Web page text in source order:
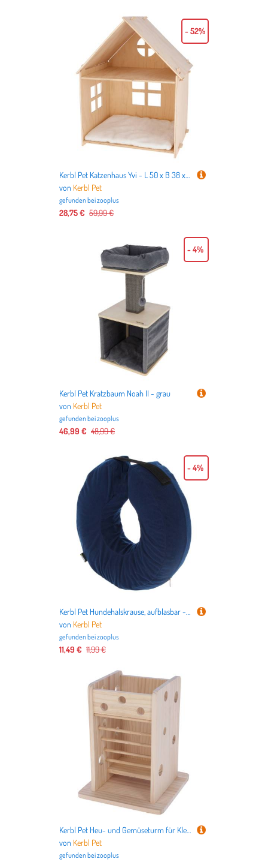
Kerbl Pet Katzenhaus Yvi - L 50 x B 38 x H 67 cm
von Kerbl Pet
gefunden beizooplus
28,75 € 59,99 €
- 52%
Kerbl Pet Kratzbaum Noah II - grau
von Kerbl Pet
gefunden beizooplus
46,99 € 48,99 €
- 4%
Kerbl Pet Hundehalskrause, aufblasbar - 36 - 50 cm Halsumfang
von Kerbl Pet
gefunden beizooplus
11,49 € 11,99 €
- 4%
Kerbl Pet Heu- und Gemüseturm für Kleintiere - L 24 x B 24 x H 30 cm
von Kerbl Pet
gefunden beizooplus